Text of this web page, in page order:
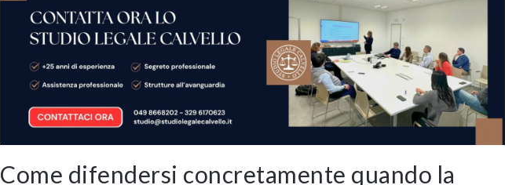
Come difendersi concretamente quando la